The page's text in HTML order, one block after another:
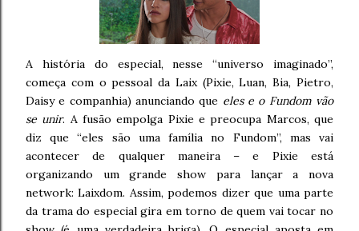
A história do especial, nesse “universo imaginado”,
começa com o pessoal da Laix (Pixie, Luan, Bia, Pietro,
Daisy e companhia) anunciando que eles e o Fundom vão
se unir. A fusão empolga Pixie e preocupa Marcos, que
diz que “eles são uma família no Fundom”, mas vai
acontecer de qualquer maneira – e Pixie está
organizando um grande show para lançar a nova
network: Laixdom. Assim, podemos dizer que uma parte
da trama do especial gira em torno de quem vai tocar no